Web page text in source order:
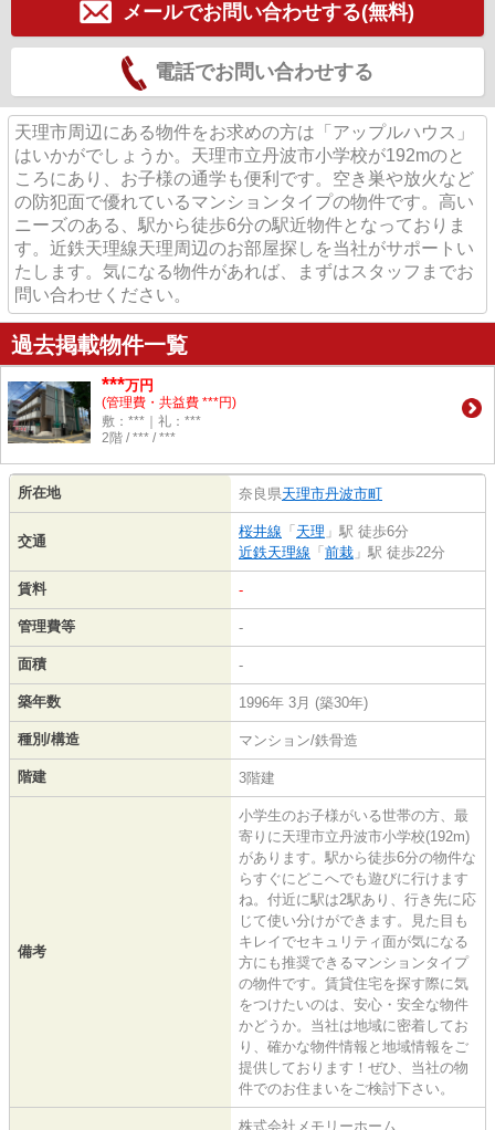
メールでお問い合わせする(無料)
電話でお問い合わせする
天理市周辺にある物件をお求めの方は「アップルハウス」
はいかがでしょうか。天理市立丹波市小学校が192mのと
ころにあり、お子様の通学も便利です。空き巣や放火など
の防犯面で優れているマンションタイプの物件です。高い
ニーズのある、駅から徒歩6分の駅近物件となっておりま
す。近鉄天理線天理周辺のお部屋探しを当社がサポートい
たします。気になる物件があれば、まずはスタッフまでお
問い合わせください。
過去掲載物件一覧
***万円
(管理費・共益費 ***円)
敷：***｜礼：***
2階 / *** / ***
所在地 奈良県天理市丹波市町
交通
桜井線 「 天理 」駅 徒歩6分
近鉄天理線 「 前栽 」駅 徒歩22分
賃料 -
管理費等 -
面積 -
築年数 1996年 3月 (築30年)
種別/構造 マンション/鉄骨造
階建 3階建
備考
小学生のお子様がいる世帯の方、最
寄りに天理市立丹波市小学校(192m)
があります。駅から徒歩6分の物件な
らすぐにどこへでも遊びに行けます
ね。付近に駅は2駅あり、行き先に応
じて使い分けができます。見た目も
キレイでセキュリティ面が気になる
方にも推奨できるマンションタイプ
の物件です。賃貸住宅を探す際に気
をつけたいのは、安心・安全な物件
かどうか。当社は地域に密着してお
り、確かな物件情報と地域情報をご
提供しております！ぜひ、当社の物
件でのお住まいをご検討下さい。
株式会社メモリーホーム